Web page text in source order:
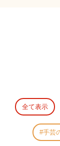
全て表示
手芸